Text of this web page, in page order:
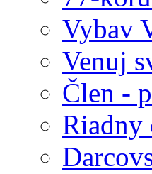
Vybav
Venuj
Člen -
Riadny